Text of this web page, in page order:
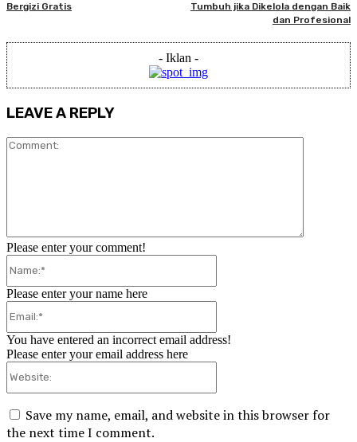
Bergizi Gratis
Tumbuh jika Dikelola dengan Baik
dan Profesional
- Iklan -
LEAVE A REPLY
Please enter your comment!
Please enter your name here
You have entered an incorrect email address!
Please enter your email address here
Save my name, email, and website in this browser for
the next time I comment.